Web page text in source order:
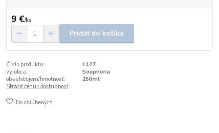
9 €/ks
Pridať do košíka
Číslo produktu:
1127
výrobca:
Soaphoria
obsah/objem/hmotnosť:
250ml
Strážiť cenu / dostupnosť
Do obľúbených